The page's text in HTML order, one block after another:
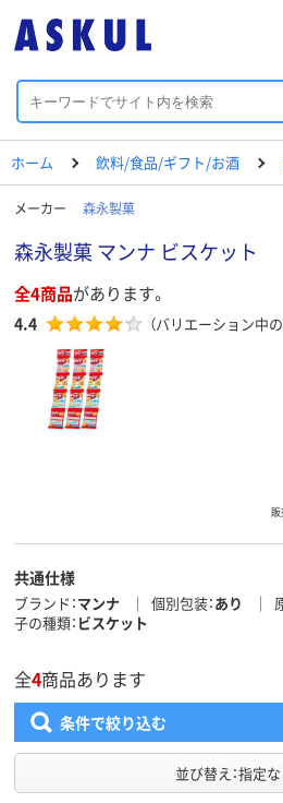
ホーム 飲料/食品/ギフト/お酒
メーカー 森永製菓
森永製菓 マンナ ビスケット
全4商品があります。
4.4 （バリエーション中
販
共通仕様
ブランド マンナ 個別包装 あり
子の種類 ビスケット
全4商品あります
条件で絞り込む
並び替え：指定